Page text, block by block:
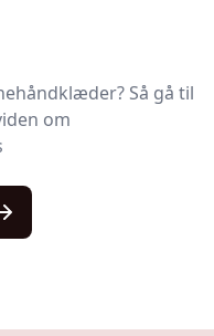
Så gå til
om